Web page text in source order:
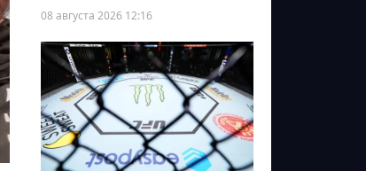
08 августа 2026 12:16